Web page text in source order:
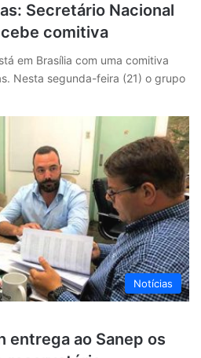
Secretário Nacional
comitiva
em Brasília com uma comitiva
Nesta segunda-feira (21) o grupo
Notícias
entrega ao Sanep os